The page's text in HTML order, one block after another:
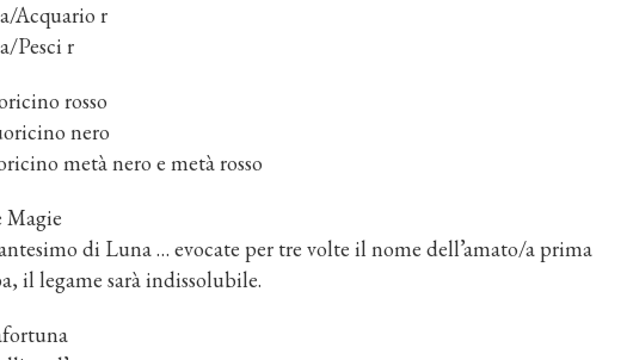
Acquario r
Pesci r
rosso
nero
metà nero e metà rosso
Magie
di Luna … evocate per tre volte il nome dell’amato/a prima
il legame sarà indissolubile.